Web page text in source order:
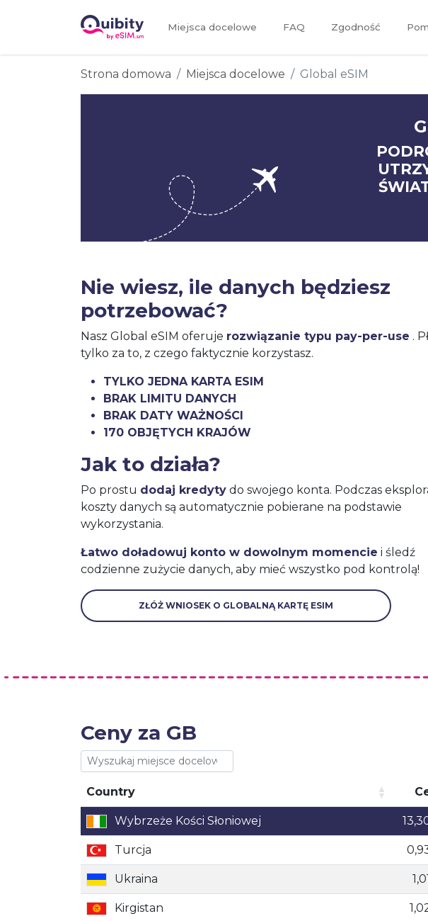
Miejsca docelowe FAQ Zgodność
Strona domowa Miejsca docelowe Global eSIM
Nie wiesz, ile danych będziesz
potrzebować?
Nasz Global eSIM oferuje rozwiązanie typu pay-per-use .
tylko za to, z czego faktycznie korzystasz.
TYLKO JEDNA KARTA ESIM
BRAK LIMITU DANYCH
BRAK DATY WAŻNOŚCI
170 OBJĘTYCH KRAJÓW
Jak to działa?
Po prostu dodaj kredyty do swojego konta. Podczas
koszty danych są automatycznie pobierane na podstawie
wykorzystania.
Łatwo doładowuj konto w dowolnym momencie i śledź
codzienne zużycie danych, aby mieć wszystko pod kontrolą!
ZŁÓŻ WNIOSEK O GLOBALNĄ KARTĘ ESIM
Ceny za GB
Country
CountryWybrzeże Kości Słoniowej
Turcja
Ukraina
Kirgistan